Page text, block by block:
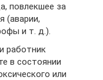
повлекшее за
(аварии,
и т. д.).
работник
в состоянии
или